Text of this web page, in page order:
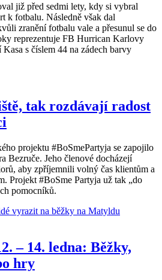
již před sedmi lety, kdy si vybral
k fotbalu. Následně však dal
zranění fotbalu vale a přesunul se do
reprezentuje FB Hurrican Karlovy
s číslem 44 na zádech barvy
tak rozdávají radost
projektu #BoSmePartyja se zapojilo
Bezruče. Jeho členové docházejí
aby zpříjemnili volný čas klientům a
Projekt #BoSme Partyja už tak „do
pomocníků.
– 14. ledna: Běžky,
hry